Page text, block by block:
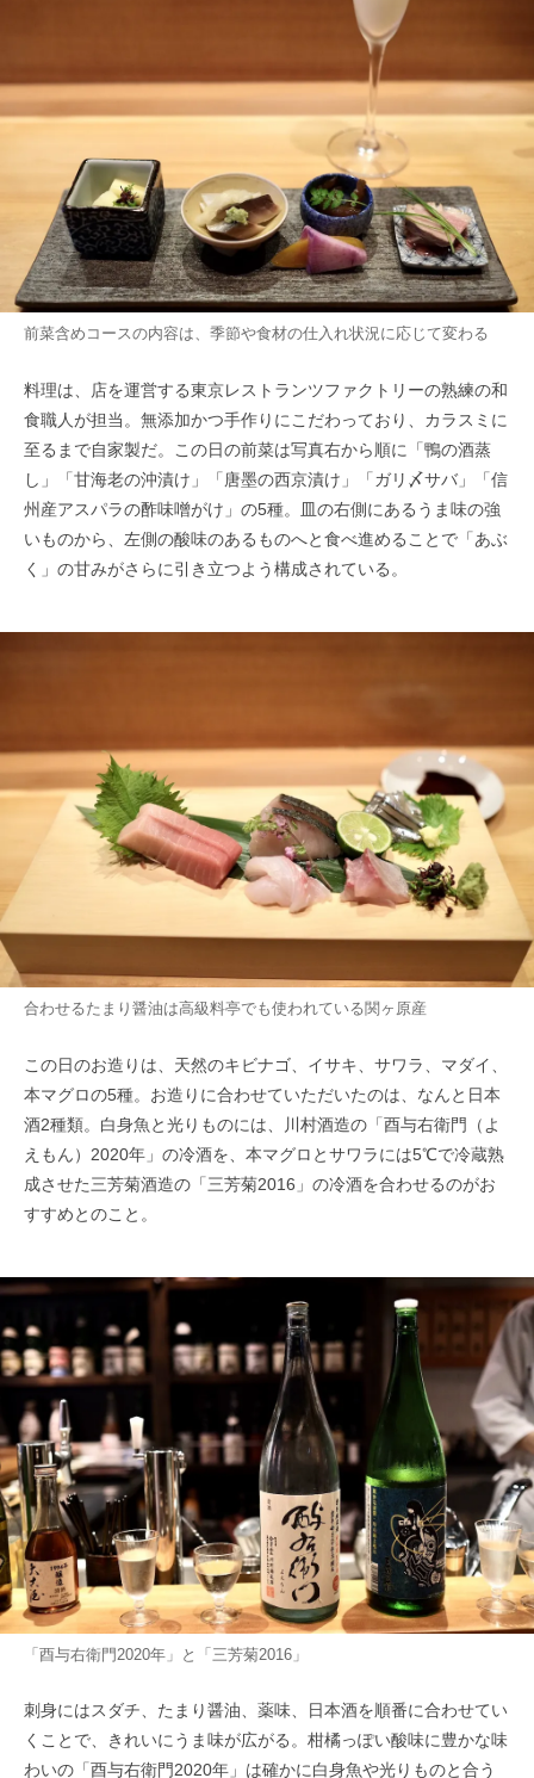
前菜含めコースの内容は、季節や食材の仕入れ状況に応じて変わる
料理は、店を運営する東京レストランツファクトリーの熟練の和
食職人が担当。無添加かつ手作りにこだわっており、カラスミに
至るまで自家製だ。この日の前菜は写真右から順に「鴨の酒蒸
し」「甘海老の沖漬け」「唐墨の西京漬け」「ガリ〆サバ」「信
州産アスパラの酢味噌がけ」の5種。皿の右側にあるうま味の強
いものから、左側の酸味のあるものへと食べ進めることで「あぶ
く」の甘みがさらに引き立つよう構成されている。
合わせるたまり醤油は高級料亭でも使われている関ヶ原産
この日のお造りは、天然のキビナゴ、イサキ、サワラ、マダイ、
本マグロの5種。お造りに合わせていただいたのは、なんと日本
酒2種類。白身魚と光りものには、川村酒造の「酉与右衛門（よ
えもん）2020年」の冷酒を、本マグロとサワラには5℃で冷蔵熟
成させた三芳菊酒造の「三芳菊2016」の冷酒を合わせるのがお
すすめとのこと。
「酉与右衛門2020年」と「三芳菊2016」
刺身にはスダチ、たまり醤油、薬味、日本酒を順番に合わせてい
くことで、きれいにうま味が広がる。柑橘っぽい酸味に豊かな味
わいの「酉与右衛門2020年」は確かに白身魚や光りものと合う